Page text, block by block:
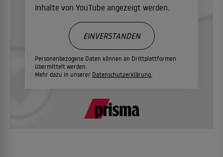
Inhalte von YouTube angezeigt werden.
Personenbezogene Daten können an Drittplattformen
übermittelt werden.
Mehr dazu in unserer Datenschutzerklärung.
EINVERSTANDEN